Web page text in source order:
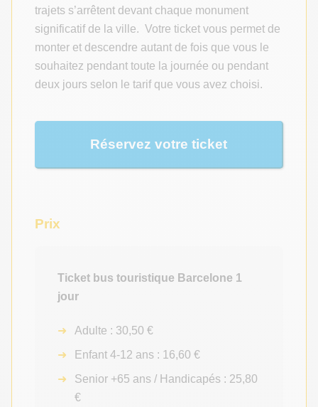
trajets s’arrêtent devant chaque monument
significatif de la ville. Votre ticket vous permet de
monter et descendre autant de fois que vous le
souhaitez pendant toute la journée ou pendant
deux jours selon le tarif que vous avez choisi.
Réservez votre ticket
Prix
Ticket bus touristique Barcelone 1
jour
Adulte : 30,50 €
Enfant 4-12 ans : 16,60 €
Senior +65 ans / Handicapés : 25,80
€